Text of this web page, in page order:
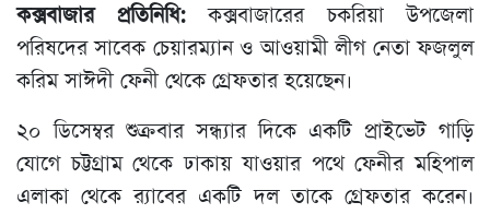
কক্সবাজার প্রতিনিধি:কক্সবাজারের চকরিয়া উপজেলা
পরিষদের সাবেক চেয়ারম্যান ও আওয়ামী লীগ নেতা ফজলুল
করিম সাঈদী ফেনী থেকে গ্রেফতার হয়েছেন।
২০ ডিসেম্বর শুক্রবার সন্ধ্যার দিকে একটি প্রাইভেট গাড়ি
যোগে চট্টগ্রাম থেকে ঢাকায় যাওয়ার পথে ফেনীর মহিপাল
এলাকা থেকে র‍্যাবের একটি দল তাকে গ্রেফতার করেন।